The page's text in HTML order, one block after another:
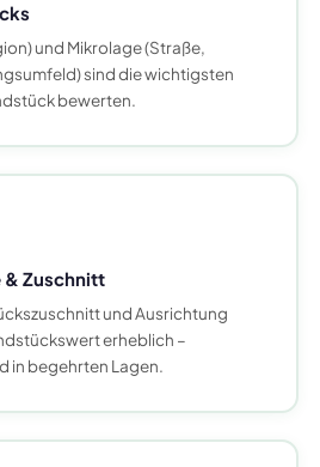
und Mikrolage (Straße,
sind die wichtigsten
bewerten.
Zuschnitt
und Ausrichtung
erheblich –
in begehrten Lagen.